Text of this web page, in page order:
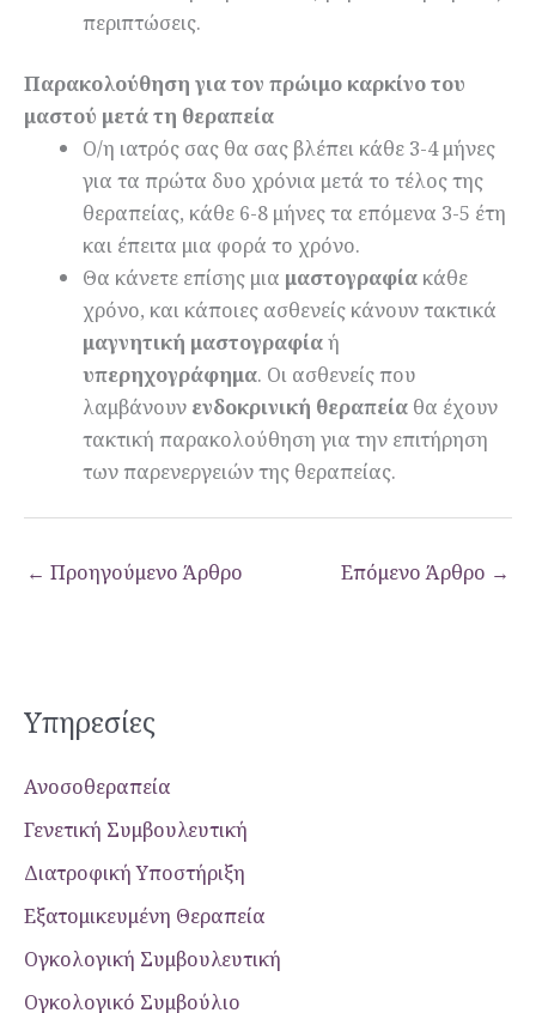
περιπτώσεις.
Παρακολούθηση για τον πρώιμο καρκίνο του
μαστού μετά τη θεραπεία
Ο/η ιατρός σας θα σας βλέπει κάθε 3-4 μήνες
για τα πρώτα δυο χρόνια μετά το τέλος της
θεραπείας, κάθε 6-8 μήνες τα επόμενα 3-5 έτη
και έπειτα μια φορά το χρόνο.
Θα κάνετε επίσης μια μαστογραφία κάθε
χρόνο, και κάποιες ασθενείς κάνουν τακτικά
μαγνητική μαστογραφίαή
υπερηχογράφημα. Οι ασθενείς που
λαμβάνουν ενδοκρινική θεραπεία θα έχουν
τακτική παρακολούθηση για την επιτήρηση
των παρενεργειών της θεραπείας.
← Προηγούμενο Άρθρο Επόμενο Άρθρο →
Υπηρεσίες
Ανοσοθεραπεία
Γενετική Συμβουλευτική
Διατροφική Υποστήριξη
Εξατομικευμένη Θεραπεία
Ογκολογική Συμβουλευτική
Ογκολογικό Συμβούλιο